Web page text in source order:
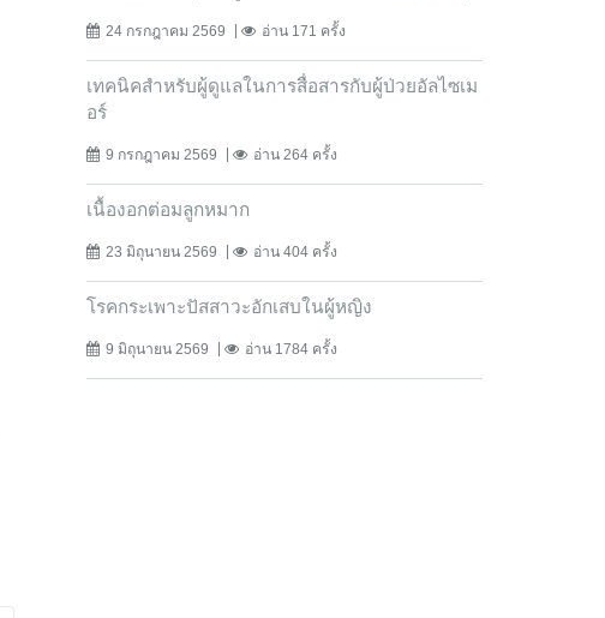
24 กรกฎาคม 2569 อ่าน 171 ครั้ง
เทคนิคสำหรับผู้ดูแลในการสื่อสารกับผู้ป่วยอัลไซเม
อร์
9 กรกฎาคม 2569 อ่าน 264 ครั้ง
เนื้องอกต่อมลูกหมาก
23 มิถุนายน 2569 อ่าน 404 ครั้ง
โรคกระเพาะปัสสาวะอักเสบในผู้หญิง
9 มิถุนายน 2569 อ่าน 1784 ครั้ง